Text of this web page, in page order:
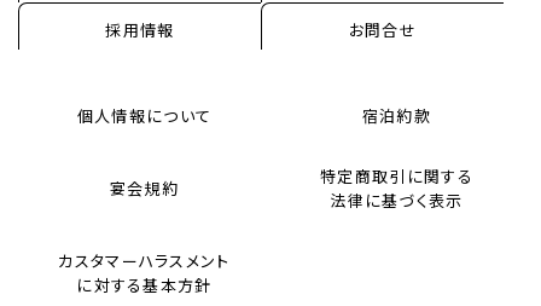
採用情報 お問合せ
個人情報について 宿泊約款
宴会規約
特定商取引に関する
法律に基づく表示
カスタマーハラスメント
に対する基本方針